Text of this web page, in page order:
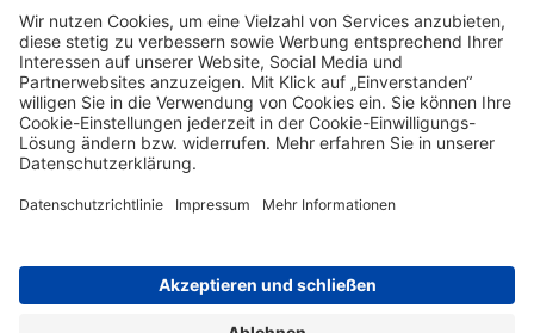
Impressum Datenschutz Barrierefreiheit